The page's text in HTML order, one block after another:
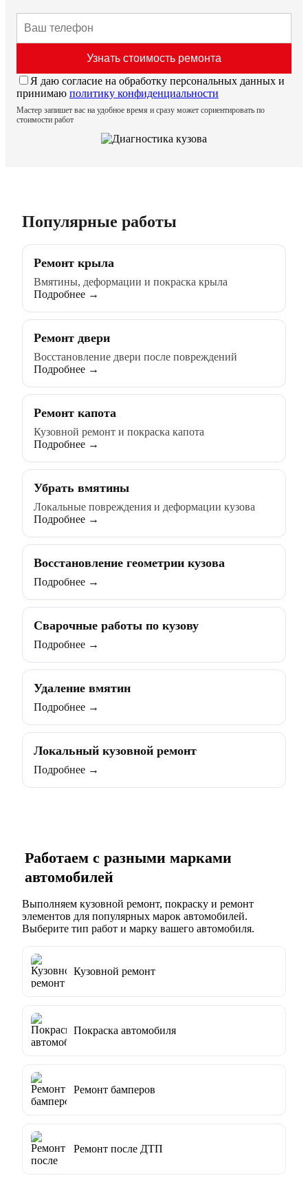
Я даю согласие на обработку персональных данных и
принимаю политику конфиденциальности
Мастер запишет вас на удобное время и сразу может сориентировать по
стоимости работ
Популярные работы
Ремонт крыла
Вмятины, деформации и покраска крыла
Подробнее →
Ремонт двери
Восстановление двери после повреждений
Подробнее →
Ремонт капота
Кузовной ремонт и покраска капота
Подробнее →
Убрать вмятины
Локальные повреждения и деформации кузова
Подробнее →
Восстановление геометрии кузова
Подробнее →
Сварочные работы по кузову
Подробнее →
Удаление вмятин
Подробнее →
Локальный кузовной ремонт
Подробнее →
Работаем с разными марками
автомобилей
Выполняем кузовной ремонт, покраску и ремонт
элементов для популярных марок автомобилей.
Выберите тип работ и марку вашего автомобиля.
Кузовной ремонт
Покраска автомобиля
Ремонт бамперов
Ремонт после ДТП